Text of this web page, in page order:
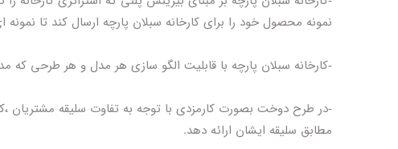
نمونه محصول خود را برای کارخانه سبلان پارچه ارسال کند تا
-کارخانه سبلان پارچه با قابلیت الگو سازی هر مدل و هر طرحی
-در طرح دوخت بصورت کارمزدی با توجه به تفاوت سلیقه مشتریان
مطابق سلیقه ایشان ارائه دهد.